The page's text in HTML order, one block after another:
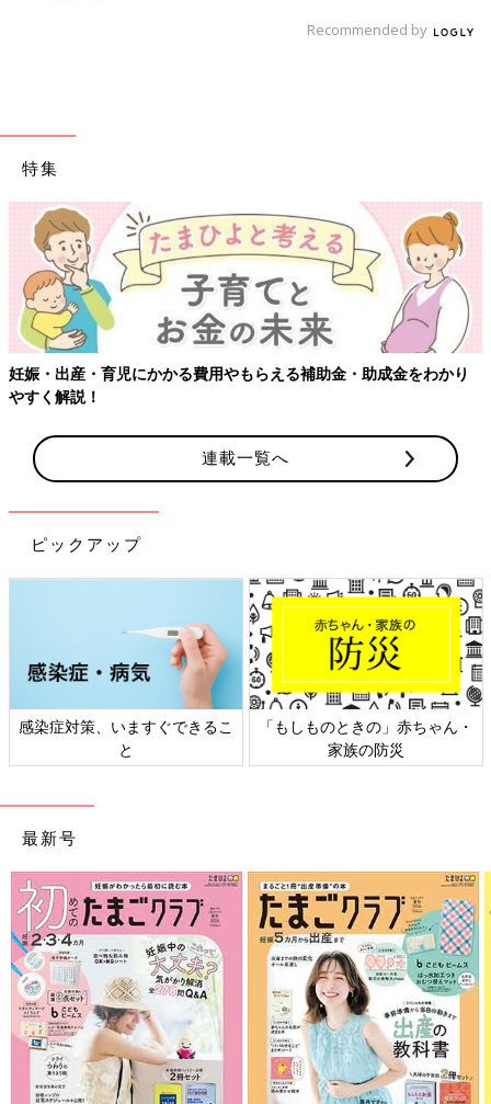
Recommended by
特集
る補助金・助成金をわかり
【ワクチン接種できるものも】妊婦
連載一覧へ
ピックアップ
「もしものときの」赤ちゃん・
家族の防災
日本外来小児科学会リーフレッ
ト検討会
最新号